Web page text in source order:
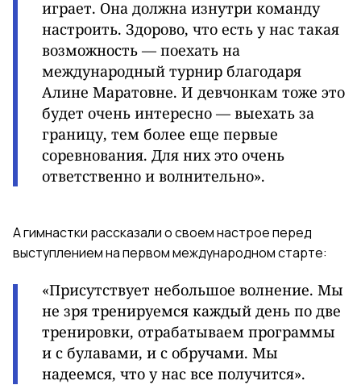
играет. Она должна изнутри команду
настроить. Здорово, что есть у нас такая
возможность — поехать на
международный турнир благодаря
Алине Маратовне. И девчонкам тоже это
будет очень интересно — выехать за
границу, тем более еще первые
соревнования. Для них это очень
ответственно и волнительно».
А гимнастки рассказали о своем настрое перед
выступлением на первом международном старте:
«Присутствует небольшое волнение. Мы
не зря тренируемся каждый день по две
тренировки, отрабатываем программы
и с булавами, и с обручами. Мы
надеемся, что у нас все получится».